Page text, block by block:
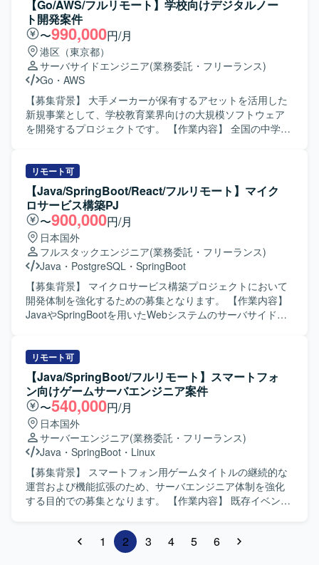
をベースとしつつ海外とのコミュニケーションにも前向き
に取り組んでいただける方を想定しています。 【ポジショ
ンの魅力】 グローバル展開を見据えたSAP S4を中心とした
テンプレート構築に上流工程から関わることができ、イン
テグレーション、DWH・レポート基盤、MDM基盤といった
複数領域でアーキテクチャ設計や要件定義に携わることが
できます。グローバルプロジェクトならではの関係者との
連携を通じて、業務知見およびアーキテクトとしてのスキ
ルを高められる環境です。 【開発環境】 SAP S4を中心と
Tableau 等）、グローバルMDM基盤（Infomatica、SAP-
MDG、Stibo、IBM、Reltio 等）を前提としたアーキテクチ
ャ環境です。
ける方を求めております。 【ポジションの魅力】 要件定義
からテストまで、上流から下流まで一貫して携わることが
でき、デスクトップアプリケーション開発の経験を幅広く
積むことができます。 【開発環境】 Windows環境でC++お
よびC#を用いたデスクトップアプリケーション開発となり
ます。WPFを用いた画面開発も行っていただきます。
【Go/AWS/フルリモート】学校向けデジタルノー
ト開発案件
〜990,000円/月
港区（東京都）
サーバサイドエンジニア(業務委託・フリーランス)
Go ・ AWS
【募集背景】 大手メーカーが保有するアセットを活用した
新規事業として、学校教育業界向けの大規模ソフトウェア
を開発するプロジェクトです。 【作業内容】 全国の中学
義からテストまで一連の工程に携わり、特にフロントエン
ド領域の設計・実装・テストを中心にご対応いただきま
す。 【求める人物像】 新規デジタルプロダクト開発に主体
的に関わり、チーム開発の中で自律的にコミュニケーショ
ンを取りながら開発を推進いただける方を求めています。
【ポジションの魅力】 学校教育現場のデジタル化を推進す
る社会的インパクトの大きいプロジェクトに関わっていた
だけます。 大規模ユーザーを想定したサービス開発に携わ
ることで、スケーラビリティやパフォーマンスを意識した
設計・開発の経験を積むことができます。 【開発環境】
Goを用いたWebアプリケーションとAWS環境を中心とした
リモート可
【Java/SpringBoot/React/フルリモート】マイク
ロサービス構築PJ
〜900,000円/月
日本国外
フルスタックエンジニア(業務委託・フリーランス)
Java ・ PostgreSQL ・ SpringBoot
【募集背景】 マイクロサービス構築プロジェクトにおいて
開発体制を強化するための募集となります。 【作業内容】
JavaやSpringBootを用いたWebシステムのサーバサイド開
APIの設計および開発、RDBMSの設計やSQL開発、API仕様
の作成やOpenAPI（Swagger）を用いたAPI開発を実施して
いただきます。CI/CDパイプラインの構築や改善、OAuthな
どのトークンベース認証の実装、MyBatisやGradleを用いた
アプリケーション開発も担当していただきます。 【求める
人物像】 自走して設計・実装を進められ、主体的に課題解
決に取り組んでいただける方を求めております。新しい技
術やアーキテクチャに対して学習意欲が高く、チームメン
バーと円滑にコミュニケーションを取りながら開発を進め
られる方が望ましいです。 【ポジションの魅力】 マイクロ
サービスアーキテクチャやマイクロフロントエンド構成な
やバッチの性能改善・チューニング、技術選定や設計レビ
ューなど、設計から実装、パフォーマンス改善まで幅広い
工程を経験できる環境です。 【開発環境】
リモート可
【Java/SpringBoot/フルリモート】スマートフォ
ン向けゲームサーバエンジニア案件
〜540,000円/月
日本国外
サーバーエンジニア(業務委託・フリーランス)
Java ・ SpringBoot ・ Linux
【募集背景】 スマートフォン用ゲームタイトルの継続的な
運営および機能拡張のため、サーバエンジニア体制を強化
する目的での募集となります。 【作業内容】 既存イベント
ベントの改善対応を行っていただきます。また、企画部門
の要望を受けてゲーム内の各イベントやキャンペーンペー
ジ等の改修対応を行います。QAで検出されたバグの調査・
1 2 3 4 5 6